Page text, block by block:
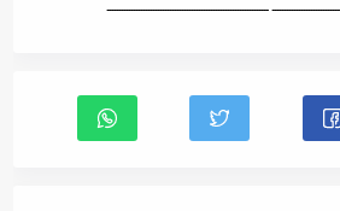
ـــــــــــــــــــــــــــــــــــــــــــــــــــــــــــــــــــ